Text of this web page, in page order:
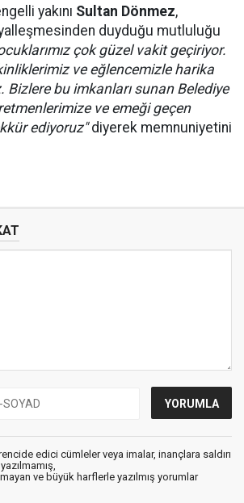
yakını Sultan Dönmez,
duyduğu mutluluğu
çok güzel vakit geçiriyor.
ve eğlencemizle harika
Bizlere bu imkanları sunan Belediye
ve emeği geçen
ediyoruz"diyerek memnuniyetini
edici cümleler veya imalar, inançlara saldırı
ve büyük harflerle yazılmış yorumlar